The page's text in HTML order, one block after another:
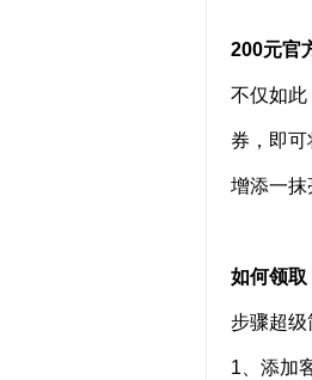
200元官
不仅如此
券，即
增添一抹
如何领取
步骤超级
1 、添加